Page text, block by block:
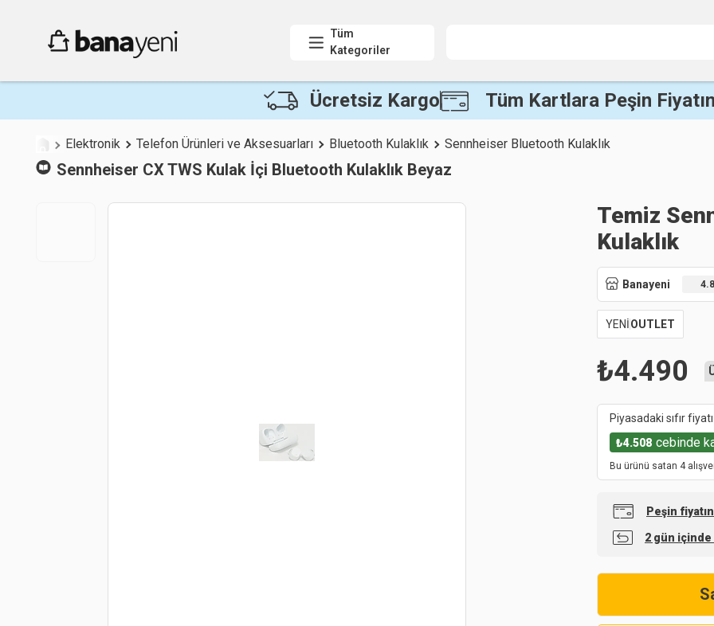
Tüm
Kategoriler
Ücretsiz Kargo Tüm Kartlara Peşin
Elektronik Telefon Ürünleri ve Aksesuarları Bluetooth Kulaklık Sennheiser Bluetooth Kulaklık
Sennheiser CX TWS Kulak İçi Bluetooth Kulaklık Beyaz
Temiz
Kulaklık
Banayeni 4.8
YENİOUTLET
₺4.490
Piyasadaki sıfır fiyatı
₺4.508 cebinde
Bu ürünü satan 4
Peşin
2 gün